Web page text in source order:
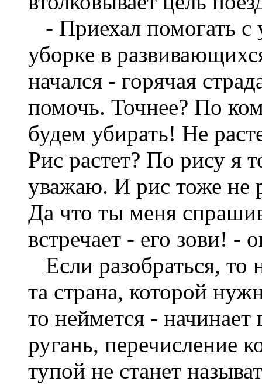
- Приехал помогать с
уборке в
начался - горячая
помочь. Точнее? По
будем убирать! Не
Рис растет? По рису я
уважаю. И рис тоже не
Да что ты меня
встречает - его зови! -
Если разобраться, то
та страна, которой
то неймется - начинает
ругань, перечисление
тупой не станет